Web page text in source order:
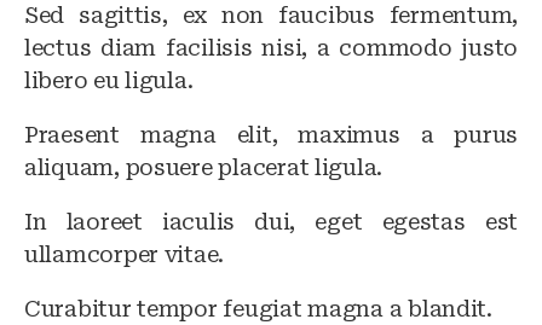
Sed sagittis, ex non faucibus fermentum,
lectus diam facilisis nisi, a commodo justo
libero eu ligula.
Praesent magna elit, maximus a purus
aliquam, posuere placerat ligula.
In laoreet iaculis dui, eget egestas est
ullamcorper vitae.
Curabitur tempor feugiat magna a blandit.